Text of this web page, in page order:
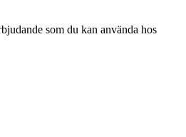
som du kan använda hos